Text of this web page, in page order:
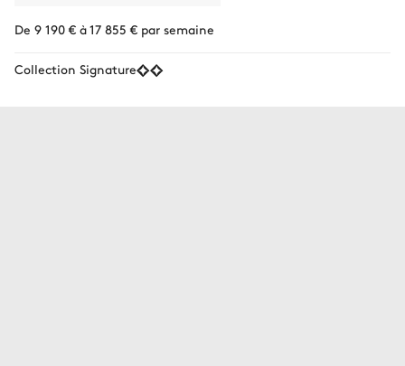
De 9 190 € à 17 855 € par semaine
Collection Signature